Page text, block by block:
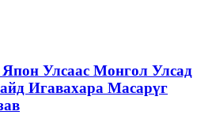
Улсаас Монгол Улсад
Игавахара Масарүг